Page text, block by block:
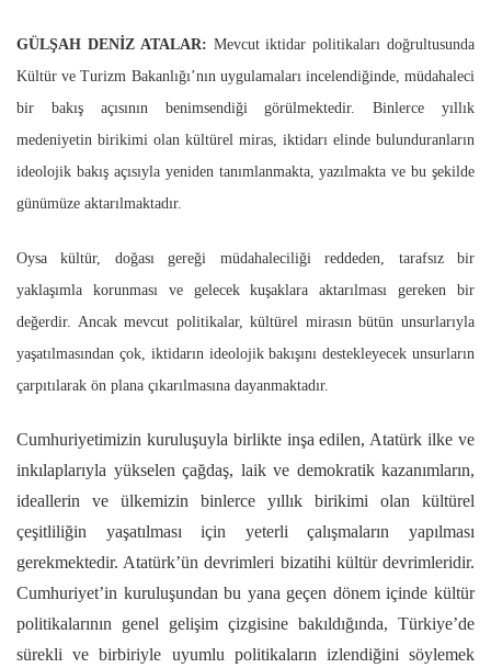
GÜLŞAH DENİZ ATALAR: Mevcut iktidar politikaları doğrultusunda
Kültür ve Turizm Bakanlığı’nın uygulamaları incelendiğinde, müdahaleci
bir bakış açısının benimsendiği görülmektedir. Binlerce yıllık
medeniyetin birikimi olan kültürel miras, iktidarı elinde bulunduranların
ideolojik bakış açısıyla yeniden tanımlanmakta, yazılmakta ve bu şekilde
günümüze aktarılmaktadır.
Oysa kültür, doğası gereği müdahaleciliği reddeden, tarafsız bir
yaklaşımla korunması ve gelecek kuşaklara aktarılması gereken bir
değerdir. Ancak mevcut politikalar, kültürel mirasın bütün unsurlarıyla
yaşatılmasından çok, iktidarın ideolojik bakışını destekleyecek unsurların
çarpıtılarak ön plana çıkarılmasına dayanmaktadır.
Cumhuriyetimizin kuruluşuyla birlikte inşa edilen, Atatürk ilke ve
inkılaplarıyla yükselen çağdaş, laik ve demokratik kazanımların,
ideallerin ve ülkemizin binlerce yıllık birikimi olan kültürel
çeşitliliğin yaşatılması için yeterli çalışmaların yapılması
gerekmektedir. Atatürk’ün devrimleri bizatihi kültür devrimleridir.
Cumhuriyet’in kuruluşundan bu yana geçen dönem içinde kültür
politikalarının genel gelişim çizgisine bakıldığında, Türkiye’de
sürekli ve birbiriyle uyumlu politikaların izlendiğini söylemek